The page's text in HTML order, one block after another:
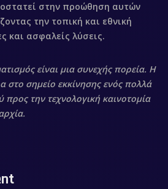
στην προώθηση αυτών
την τοπική και εθνική
και ασφαλείς λύσεις.
είναι μια συνεχής πορεία. Η
στο σημείο εκκίνησης ενός πολλά
προς την τεχνολογική καινοτομία